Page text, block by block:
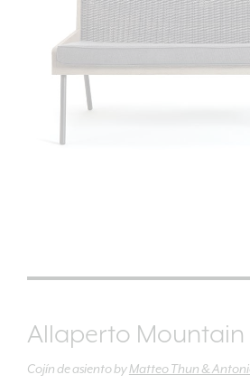
Allaperto Mountain
Cojín de asientobyMatteo Thun &